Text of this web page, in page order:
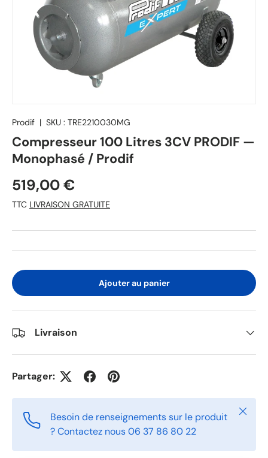
Prodif | SKU : TRE2210030MG
Compresseur 100 Litres 3CV PRODIF —
Monophasé / Prodif
519,00 €
TTC LIVRAISON GRATUITE
Ajouter au panier
Livraison
Partager:
Besoin de renseignements sur le produit
? Contactez nous 06 37 86 80 22
Fermer